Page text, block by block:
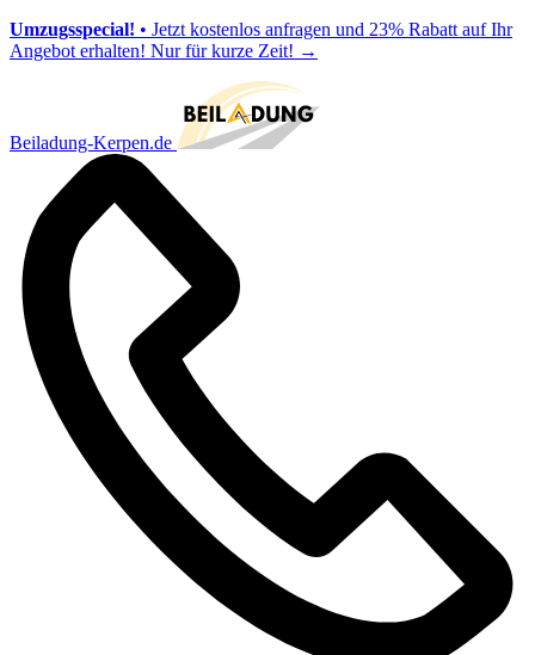
Umzugsspecial! • Jetzt kostenlos anfragen und 23% Rabatt auf Ihr
Angebot erhalten! Nur für kurze Zeit! →
Beiladung-Kerpen.de